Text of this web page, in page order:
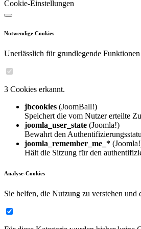
Cookie-Einstellungen
Notwendige Cookies
Unerlässlich für grundlegende
3 Cookies erkannt.
jbcookies (JoomBall!)
Speichert die vom Nutzer erteilte
joomla_user_state (Joomla!)
Bewahrt den
joomla_remember_me_*
Hält die Sitzung für den
Analyse-Cookies
Sie helfen, die Nutzung zu verstehen und